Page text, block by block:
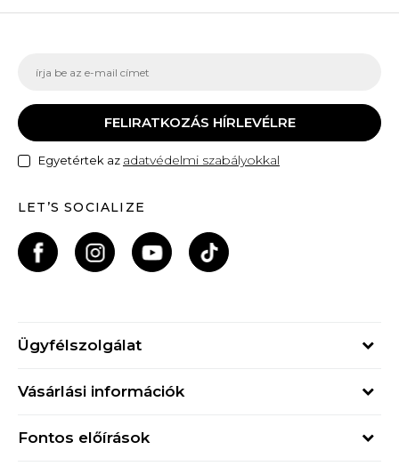
FELIRATKOZÁS HÍRLEVÉLRE
Egyetértek az adatvédelmi szabályokkal
LET’S SOCIALIZE
Ügyfélszolgálat
online@buzzsneakers.hu
Vásárlási információk
Fontos előírások